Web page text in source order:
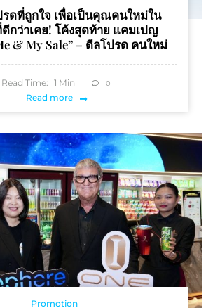
ดที่ถูกใจ เพื่อเป็นคุณคนใหม่ใน
ดีกว่าเคย! โค้งสุดท้าย แคมเปญ
& My Sale” – ดีลโปรด คนใหม่
Read Time: 1 Min 0
Read more
Promotion